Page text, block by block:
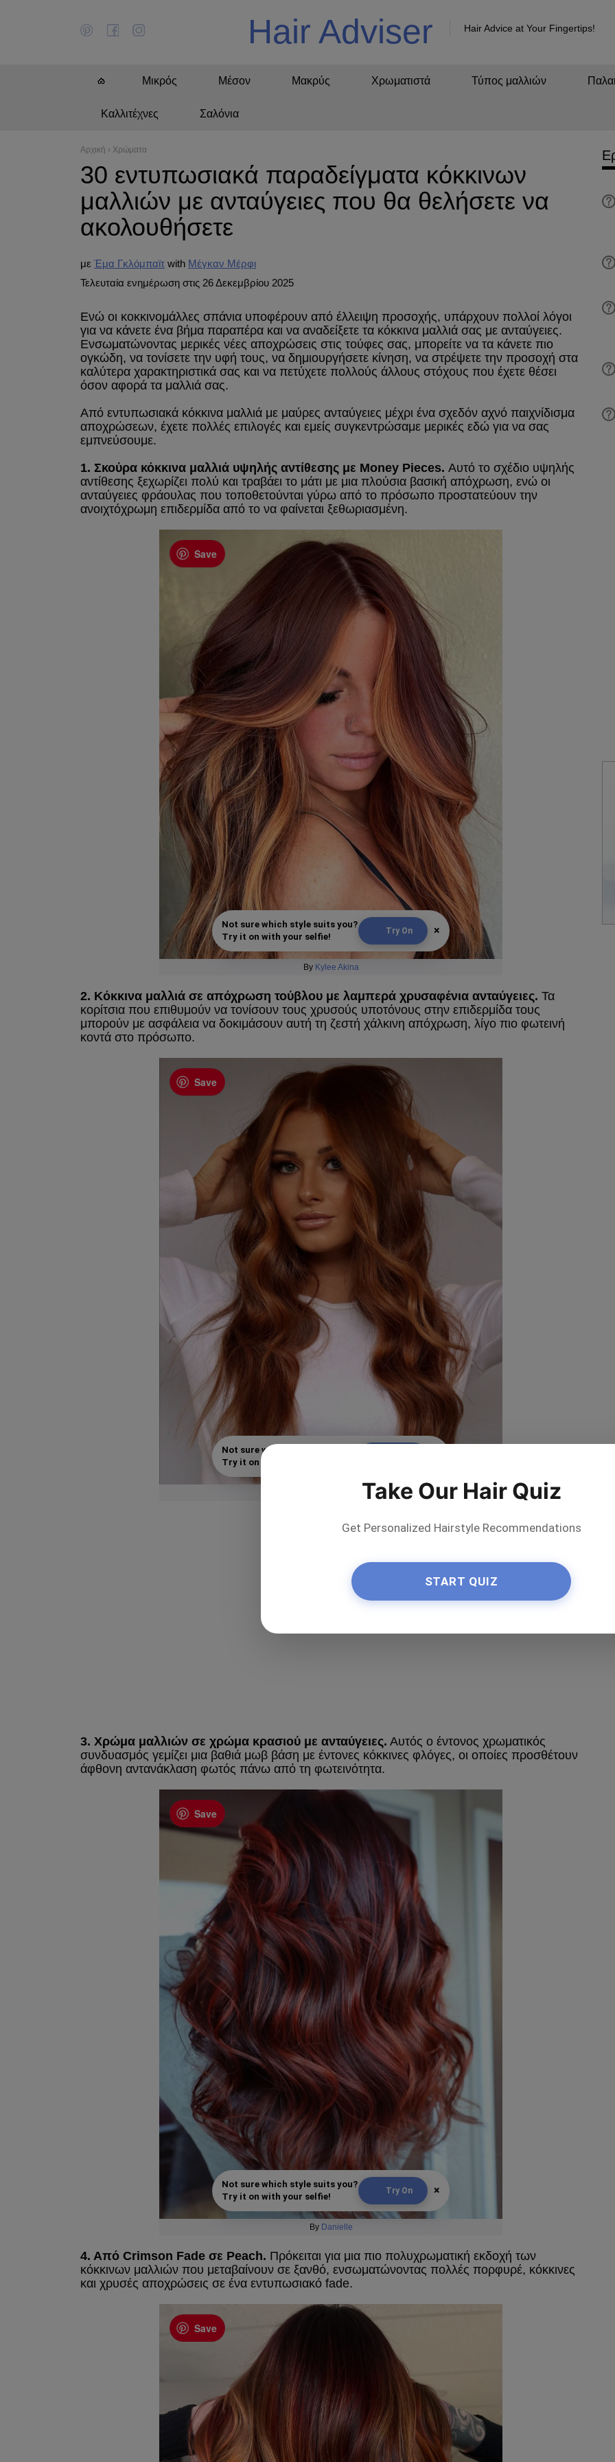
Hair Adviser Hair Advice at Your Fingertips!
Μικρός Μέσον Μακρύς Χρωματιστά Τύπος μαλλιών
Καλλιτέχνες Σαλόνια
Αρχική › Χρώματα
30 εντυπωσιακά παραδείγματα κόκκινων
μαλλιών με ανταύγειες που θα θελήσετε να
ακολουθήσετε
με Έμα Γκλόμπαϊτ
Μέγκαν Μέρφι
Τελευταία ενημέρωση στις 26 Δεκεμβρίου 2025
Ενώ οι κοκκινομάλλες σπάνια υποφέρουν από έλλειψη προσοχής, υπάρχουν πολλοί λόγοι
για να κάνετε ένα βήμα παραπέρα και να αναδείξετε τα κόκκινα μαλλιά σας με ανταύγειες.
Ενσωματώνοντας μερικές νέες αποχρώσεις στις τούφες σας, μπορείτε να τα κάνετε πιο
ογκώδη, να τονίσετε την υφή τους, να δημιουργήσετε κίνηση, να στρέψετε την προσοχή στα
καλύτερα χαρακτηριστικά σας και να πετύχετε πολλούς άλλους στόχους που έχετε θέσει
όσον αφορά τα μαλλιά σας.
Από εντυπωσιακά κόκκινα μαλλιά με μαύρες ανταύγειες μέχρι ένα σχεδόν αχνό παιχνίδισμα
αποχρώσεων, έχετε πολλές επιλογές και εμείς συγκεντρώσαμε μερικές εδώ για να σας
εμπνεύσουμε.
1. Σκούρα κόκκινα μαλλιά υψηλής αντίθεσης με Money Pieces. Αυτό το σχέδιο υψηλής
αντίθεσης ξεχωρίζει πολύ και τραβάει το μάτι με μια πλούσια βασική απόχρωση, ενώ οι
ανταύγειες φράουλας που τοποθετούνται γύρω από το πρόσωπο προστατεύουν την
ανοιχτόχρωμη επιδερμίδα από το να φαίνεται ξεθωριασμένη.
Save
Not sure which style suits you?
Try it on with your selfie!
Try On ×
By Kylee Akina
2. Κόκκινα μαλλιά σε απόχρωση τούβλου με λαμπερά χρυσαφένια ανταύγειες. Τα
κορίτσια που επιθυμούν να τονίσουν τους χρυσούς υποτόνους στην επιδερμίδα τους
μπορούν με ασφάλεια να δοκιμάσουν αυτή τη ζεστή χάλκινη απόχρωση, λίγο πιο φωτεινή
κοντά στο πρόσωπο.
Save
Not sure which style suits you?
Try it on with your selfie!
3. Χρώμα μαλλιών σε χρώμα κρασιού με ανταύγειες. Αυτός ο έντονος χρωματικός
συνδυασμός γεμίζει μια βαθιά μωβ βάση με έντονες κόκκινες φλόγες, οι οποίες προσθέτουν
άφθονη αντανάκλαση φωτός πάνω από τη φωτεινότητα.
Save
Not sure which style suits you?
Try it on with your selfie!
Try On ×
By Danielle
4. Από Crimson Fade σε Peach. Πρόκειται για μια πιο πολυχρωματική εκδοχή των
κόκκινων μαλλιών που μεταβαίνουν σε ξανθό, ενσωματώνοντας πολλές πορφυρέ, κόκκινες
και χρυσές αποχρώσεις σε ένα εντυπωσιακό fade.
Save
Take Our Hair Quiz
Get Personalized Hairstyle Recommendations
START QUIZ